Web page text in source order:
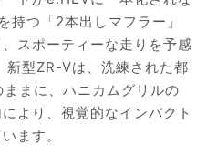
持つ「2本出しマフラー」
スポーティーな走りを予感
新型ZR-Vは、洗練された都
まに、ハニカムグリルの
より、視覚的なインパクト
ます。